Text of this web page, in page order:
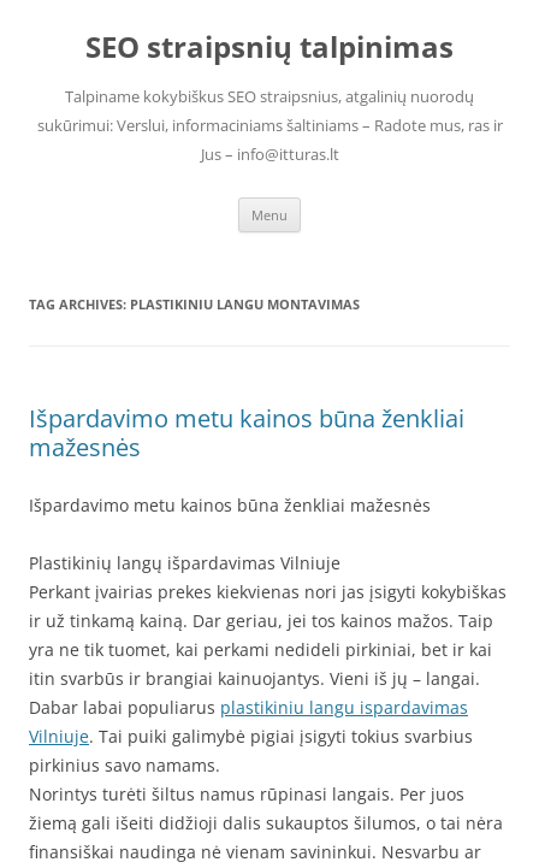
contentSEO straipsnių talpinimas
Talpiname kokybiškus SEO straipsnius, atgalinių nuorodų
sukūrimui: Verslui, informaciniams šaltiniams – Radote mus, ras ir
Jus – info@itturas.lt
Menu
TAG ARCHIVES: PLASTIKINIU LANGU MONTAVIMAS
Išpardavimo metu kainos būna ženkliai
mažesnės
Išpardavimo metu kainos būna ženkliai mažesnės
Plastikinių langų išpardavimas Vilniuje
Perkant įvairias prekes kiekvienas nori jas įsigyti kokybiškas
ir už tinkamą kainą. Dar geriau, jei tos kainos mažos. Taip
yra ne tik tuomet, kai perkami nedideli pirkiniai, bet ir kai
itin svarbūs ir brangiai kainuojantys. Vieni iš jų – langai.
Dabar labai populiarus plastikiniu langu ispardavimas
Vilniuje. Tai puiki galimybė pigiai įsigyti tokius svarbius
pirkinius savo namams.
Norintys turėti šiltus namus rūpinasi langais. Per juos
žiemą gali išeiti didžioji dalis sukauptos šilumos, o tai nėra
finansiškai naudinga nė vienam savininkui. Nesvarbu ar